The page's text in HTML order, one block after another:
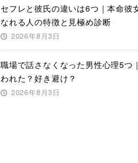
セフレと彼氏の違いは6つ｜本命彼
なれる人の特徴と見極め診断
2026年8月3日
職場で話さなくなった男性心理5つ
われた？好き避け？
2026年8月3日